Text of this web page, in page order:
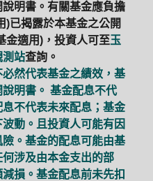
明書。有關基金應負擔
)已揭露於本基金之公開
金適用)，投資人可至玉
測站查詢。
然代表基金之績效，基
明書。 基金配息不代
不代表未來配息；基金
動。且投資人可能有因
。基金的配息可能由基
涉及由本金支出的部
損。基金配息前未先扣